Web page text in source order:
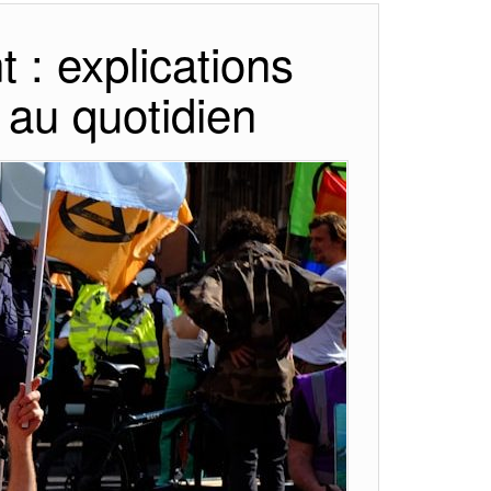
: explications
quotidien